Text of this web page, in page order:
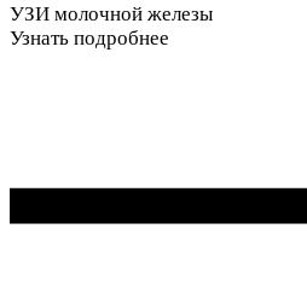
УЗИ молочной железы
Узнать подробнее